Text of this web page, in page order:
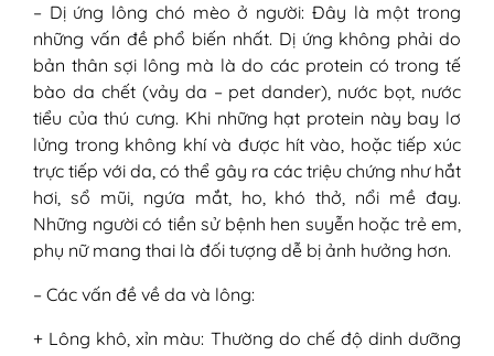
– Dị ứng lông chó mèo ở người: Đây là một trong
những vấn đề phổ biến nhất. Dị ứng không phải do
bản thân sợi lông mà là do các protein có trong tế
bào da chết (vảy da – pet dander), nước bọt, nước
tiểu của thú cưng. Khi những hạt protein này bay lơ
lửng trong không khí và được hít vào, hoặc tiếp xúc
trực tiếp với da, có thể gây ra các triệu chứng như hắt
hơi, sổ mũi, ngứa mắt, ho, khó thở, nổi mề đay.
Những người có tiền sử bệnh hen suyễn hoặc trẻ em,
phụ nữ mang thai là đối tượng dễ bị ảnh hưởng hơn.
– Các vấn đề về da và lông:
+ Lông khô, xỉn màu: Thường do chế độ dinh dưỡng